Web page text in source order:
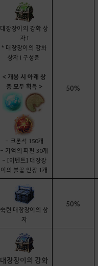
대장장이의 강화 상
자 I
* 대장장이의 강화
상자 I 구성품
< 개봉 시 아래 상
품 모두 획득 >
- 크론석 150개
- 기억의 파편 30개
- [이벤트] 대장장
이의 불꽃 인장 1개
50%
숙련 대장장이의 상
자
50%
대장장이의 강화